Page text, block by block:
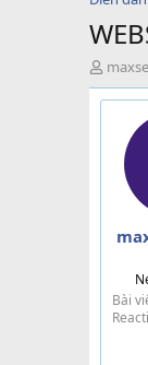
T
h
r
Bài